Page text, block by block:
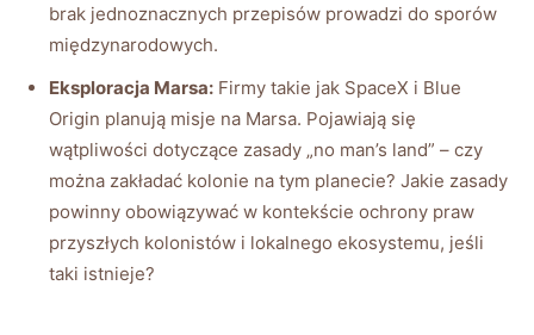
brak jednoznacznych przepisów prowadzi do sporów
międzynarodowych.
Eksploracja Marsa: Firmy takie jak SpaceX i Blue
Origin planują misje na Marsa. Pojawiają się
wątpliwości dotyczące zasady „no man’s land” – czy
można zakładać kolonie na tym planecie? Jakie zasady
powinny obowiązywać w kontekście ochrony praw
przyszłych kolonistów i lokalnego ekosystemu, jeśli
taki istnieje?